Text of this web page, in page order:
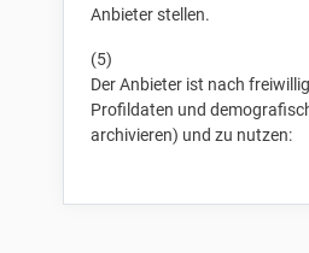
Anbieter stellen.
(5)
Der Anbieter ist nach
Profildaten und
archivieren) und zu nutzen: